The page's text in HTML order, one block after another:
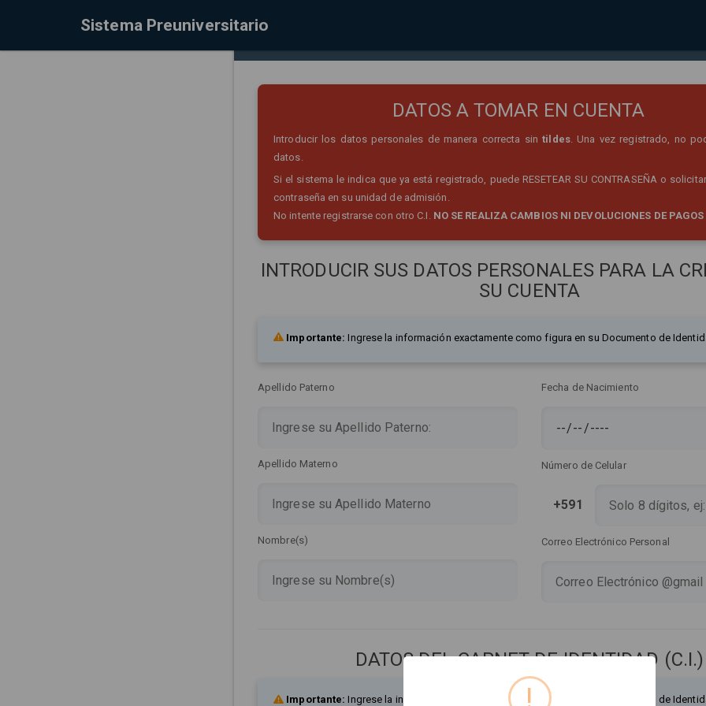
Sistema Preuniversitario
DATOS A TOMAR EN CUENTA
Introducir los datos personales de manera correcta sintildes. Una vez registrado, no
datos.
Si el sistema le indica que ya está registrado, puede RESETEAR SU CONTRASEÑA o
contraseña en su unidad de admisión.
No intente registrarse con otro C.I. NO SE REALIZA CAMBIOS NI DEVOLUCIONES DE
INTRODUCIR SUS DATOS PERSONALES PARA LA
SU CUENTA
Importante: Ingrese la información exactamente como figura en su Documento de
Apellido Paterno
Apellido Materno
Nombre(s)
Fecha de Nacimiento
Número de Celular
+591
Correo Electrónico Personal
DATOS DEL CARNET DE IDENTIDAD (C.I.)
Importante: Ingrese la información exactamente como figura en su Documento de
!